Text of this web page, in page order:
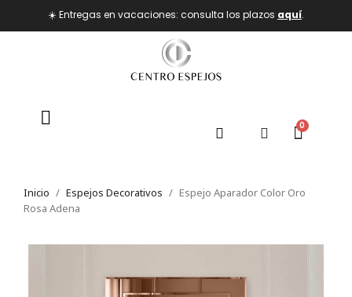
☀️ Entregas en vacaciones: consulta los plazos aquí.
Inicio Espejos Decorativos
Espejo Aparador Color Oro
Rosa Adena